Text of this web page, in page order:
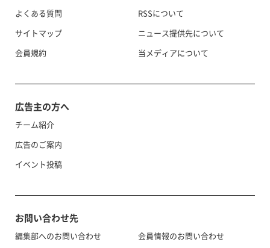
よくある質問
サイトマップ
会員規約
RSSについて
ニュース提供先について
当メディアについて
広告主の方へ
チーム紹介
広告のご案内
イベント投稿
お問い合わせ先
編集部へのお問い合わせ 会員情報のお問い合わせ